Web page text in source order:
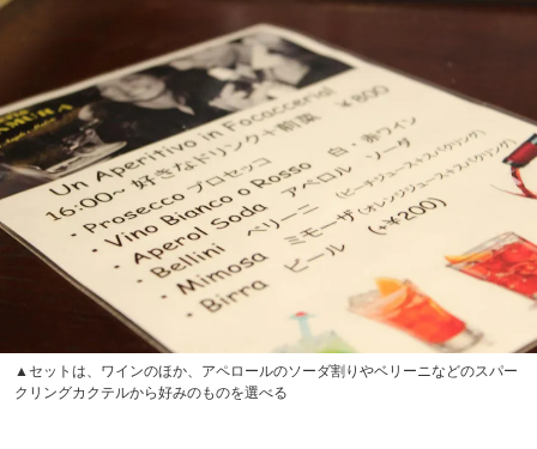
▲セットは、ワインのほか、アペロールのソーダ割りやベリーニなどのスパー
クリングカクテルから好みのものを選べる